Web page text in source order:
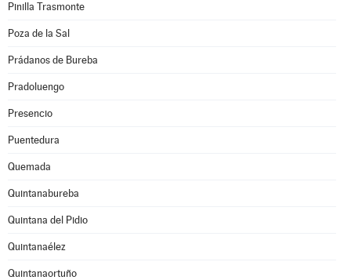
Pinilla Trasmonte
Poza de la Sal
Prádanos de Bureba
Pradoluengo
Presencio
Puentedura
Quemada
Quintanabureba
Quintana del Pidio
Quintanaélez
Quintanaortuño